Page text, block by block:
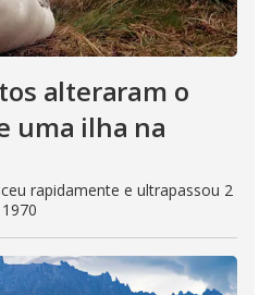
alteraram o
uma ilha na
rapidamente e ultrapassou 2